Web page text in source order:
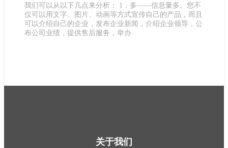
我们可以从以下几点来分析： 1．多——信息量多。您不
仅可以用文字、图片、动画等方式宣传自己的产品，而且
可以介绍自己的企业，发布企业新闻，介绍企业领导，公
布公司业绩，提供售后服务，举办
关于我们